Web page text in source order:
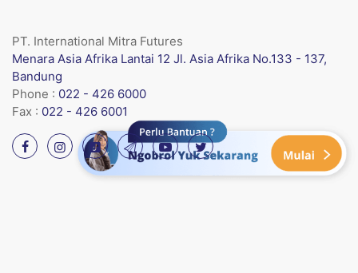
PT. International Mitra Futures
Menara Asia Afrika Lantai 12 Jl. Asia Afrika No.133 - 137,
Bandung
Phone : 022 - 426 6000
Fax : 022 - 426 6001